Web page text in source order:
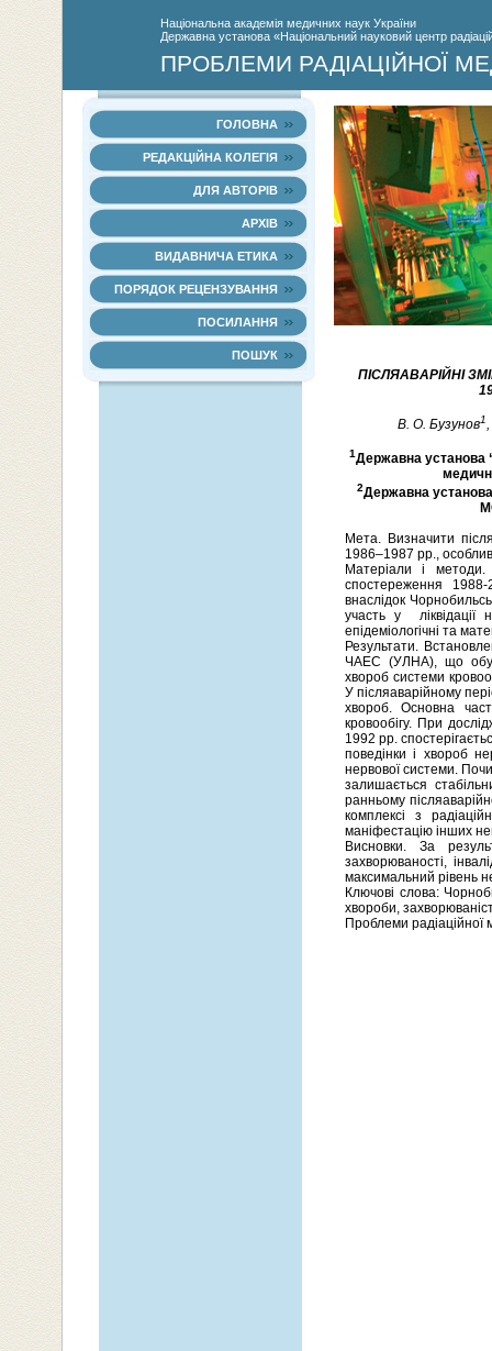
Нацiональна академiя медичних наук України
Державна установа «Національний науковий центр
ПРОБЛЕМИ РАДІАЦІЙНОЇ
ГОЛОВНА
РЕДАКЦІЙНА КОЛЕГІЯ
ДЛЯ АВТОРІВ
АРХІВ
ВИДАВНИЧА ЕТИКА
ПОРЯДОК РЕЦЕНЗУВАННЯ
ПОСИЛАННЯ
ПОШУК
ПІСЛЯАВАРІЙНІ
В. О. Бузунов1
1Державна установа
2Державна установа
Мета. Визначити
1986–1987 рр.,
Матеріали і методи.
спостереження
внаслідок
участь у
епідеміологічні та
Результати.
ЧАЕС (УЛНА), що
хвороб системи
У післяаварійному
хвороб. Основна
кровообігу. При
1992 рр.
поведінки і хвороб
нервової системи.
залишається
ранньому
комплексі з
маніфестацію інших
Висновки. За
захворюваності,
максимальний рівень
Ключові слова:
хвороби,
Проблеми радіаційної